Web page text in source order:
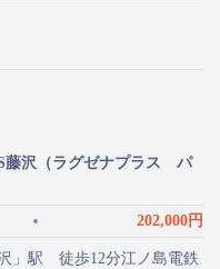
藤沢（ラグゼナプラス パ
202,000円
」駅 徒歩12分江ノ島電鉄